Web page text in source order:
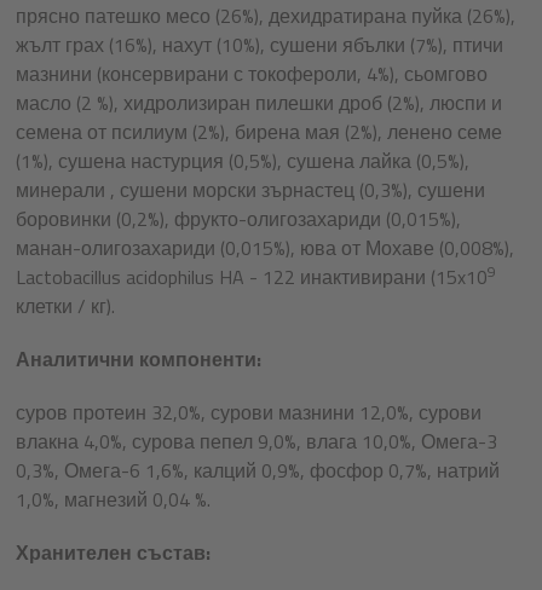
прясно патешко месо (26%), дехидратирана пуйка (26%),
жълт грах (16%), нахут (10%), сушени ябълки (7%), птичи
мазнини (консервирани с токофероли, 4%), сьомгово
масло (2 %), хидролизиран пилешки дроб (2%), люспи и
семена от псилиум (2%), бирена мая (2%), ленено семе
(1%), сушена настурция (0,5%), сушена лайка (0,5%),
минерали , сушени морски зърнастец (0,3%), сушени
боровинки (0,2%), фрукто-олигозахариди (0,015%),
манан-олигозахариди (0,015%), юва от Мохаве (0,008%),
Lactobacillus acidophilus HA - 122 инактивирани (15x109
клетки / кг).
Аналитични компоненти:
суров протеин 32,0%, сурови мазнини 12,0%, сурови
влакна 4,0%, сурова пепел 9,0%, влага 10,0%, Омега-3
0,3%, Омега-6 1,6%, калций 0,9%, фосфор 0,7%, натрий
1,0%, магнезий 0,04 %.
Хранителен състав: